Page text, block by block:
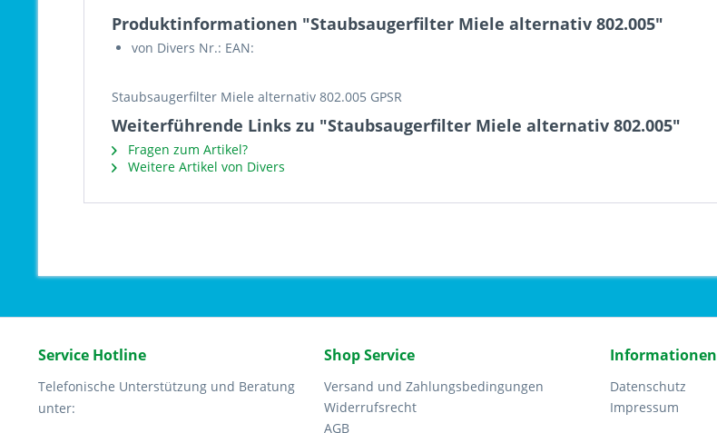
Produktinformationen "Staubsaugerfilter Miele alternativ 802.005"
von Divers Nr.: EAN:
Staubsaugerfilter Miele alternativ 802.005 GPSR
Weiterführende Links zu "Staubsaugerfilter Miele alternativ 802.005"
Fragen zum Artikel?
Weitere Artikel von Divers
Service Hotline
Telefonische Unterstützung und Beratung
unter:
Shop Service
Versand und Zahlungsbedingungen
Widerrufsrecht
AGB
Informationen
Datenschutz
Impressum